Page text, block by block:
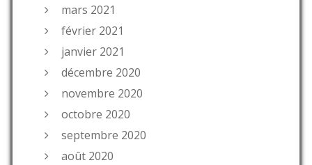
mars 2021
février 2021
janvier 2021
décembre 2020
novembre 2020
octobre 2020
septembre 2020
août 2020